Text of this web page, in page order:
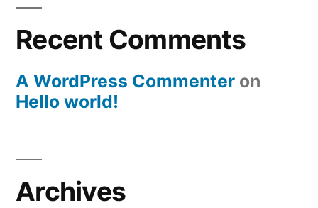
Recent Comments
A WordPress Commenter on
Hello world!
Archives